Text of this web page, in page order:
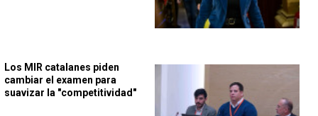
Los MIR catalanes piden
cambiar el examen para
suavizar la "competitividad"